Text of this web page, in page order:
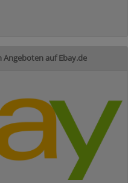
Angeboten auf Ebay.de